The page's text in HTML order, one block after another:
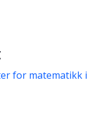
–
for matematikk i